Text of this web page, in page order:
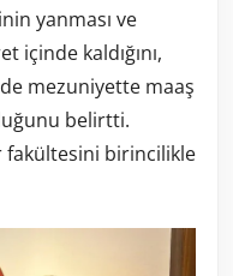
yanması ve
içinde kaldığını,
mezuniyette maaş
belirtti.
fakültesini birincilikle